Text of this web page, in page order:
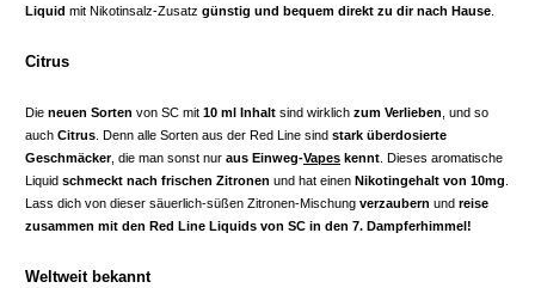
Liquid mit Nikotinsalz-Zusatz günstig und bequem direkt zu dir nach Hause
Citrus
Die neuen Sorten von SC mit 10 ml Inhalt sind wirklich zum Verlieben , und so
auch Citrus . Denn alle Sorten aus der Red Line sind stark überdosierte
Geschmäcker, die man sonst nur aus Einweg-Vapes kennt . Dieses aromatische
Liquid schmeckt nach frischen Zitronen und hat einen Nikotingehalt von 10mg
Lass dich von dieser säuerlich-süßen Zitronen-Mischung verzaubern und reise
zusammen mit den Red Line Liquids von SC in den 7. Dampferhimmel!
Weltweit bekannt